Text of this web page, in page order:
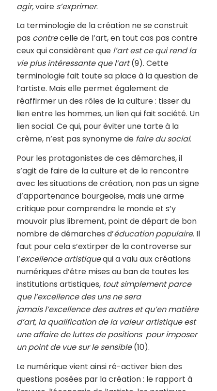
agir,voire s’exprimer.
La terminologie de la création ne se construit
pas contrecelle de l’art, en tout cas pas contre
ceux qui considèrent que l’art est ce qui rend la
vie plus intéressante que l’art(9). Cette
terminologie fait toute sa place à la question de
l’artiste. Mais elle permet également de
réaffirmer un des rôles de la culture : tisser du
lien entre les hommes, un lien qui fait société. Un
lien social. Ce qui, pour éviter une tarte à la
crème, n’est pas synonyme de faire du social.
Pour les protagonistes de ces démarches, il
s’agit de faire de la culture et de la rencontre
avec les situations de création, non pas un signe
d’appartenance bourgeoise, mais une arme
critique pour comprendre le monde et s’y
mouvoir plus librement, point de départ de bon
nombre de démarches d’éducation populaire. Il
faut pour cela s’extirper de la controverse sur
l’excellence artistiquequi a valu aux créations
numériques d’être mises au ban de toutes les
institutions artistiques, tout simplement parce
que l’excellence des uns ne sera
jamais l’excellence des autres et qu’en matière
d’art, la qualification de la valeur artistique est
une affaire de luttes de positions pour imposer
un point de vue sur le sensible(10).
Le numérique vient ainsi ré-activer bien des
questions posées par la création : le rapport à